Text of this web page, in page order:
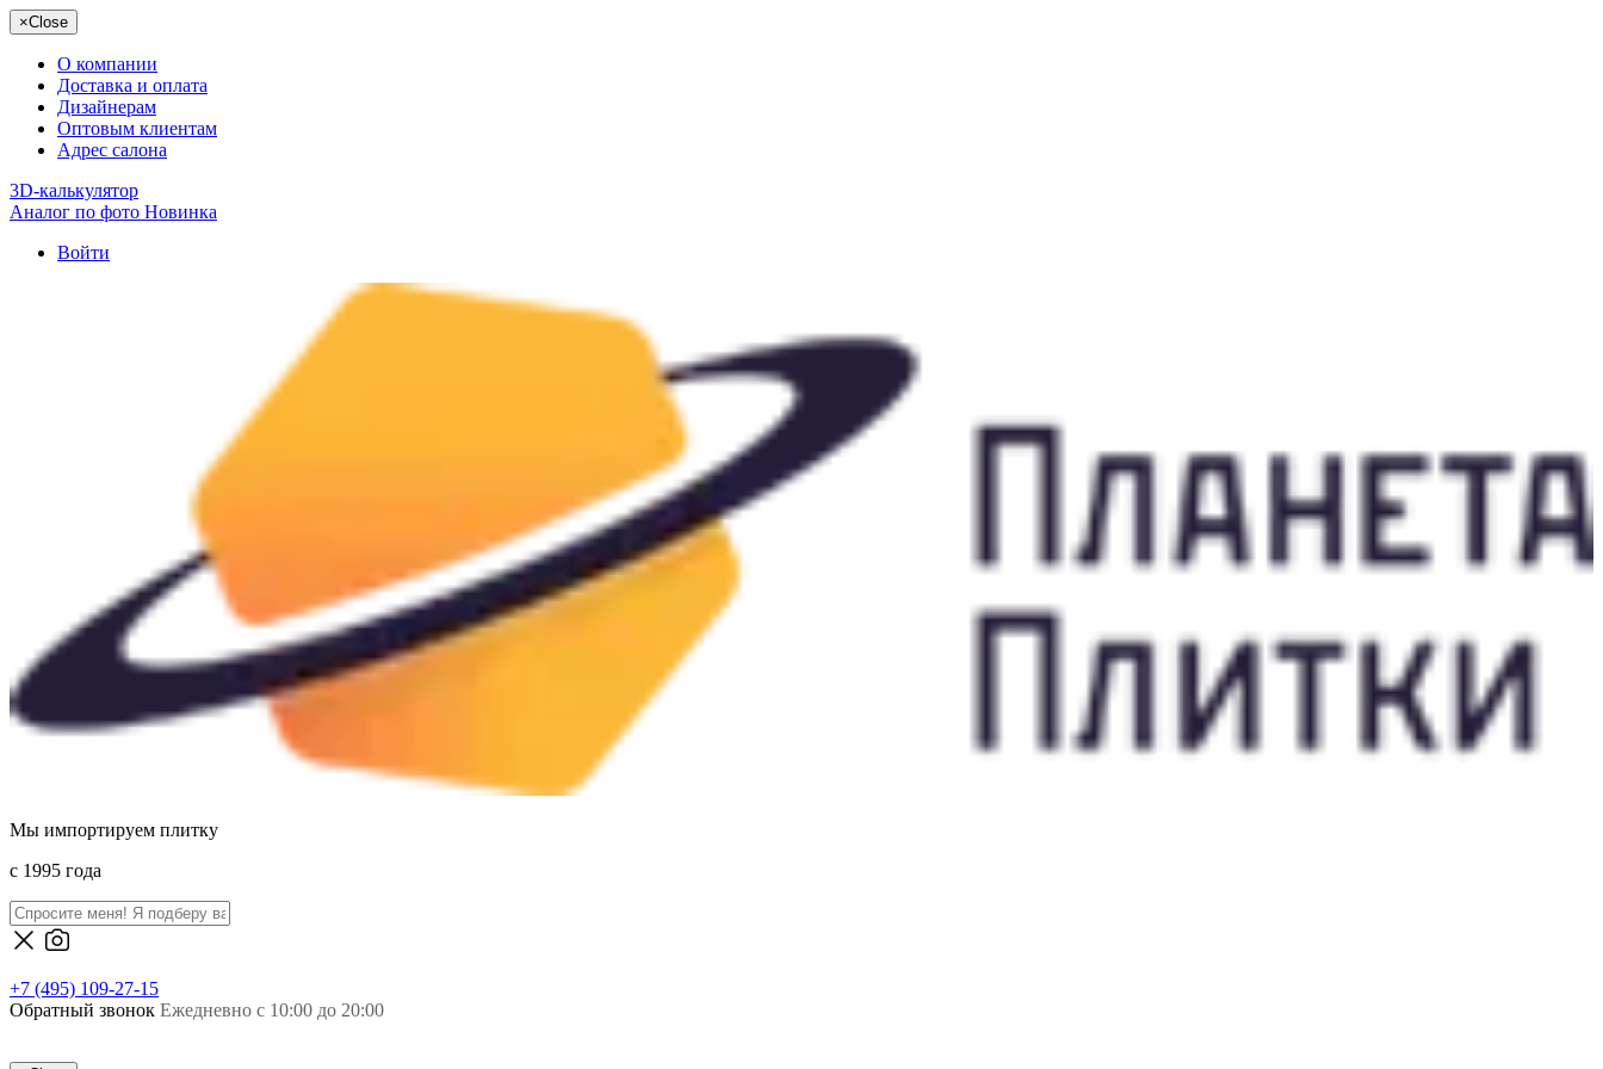
×Close
О компании
Доставка и оплата
Дизайнерам
Оптовым клиентам
Адрес салона
3D-калькулятор
Аналог по фото Новинка
Войти
Мы импортируем плитку
c 1995 года
+7 (495) 109-27-15
Обратный звонок Ежедневно с 10:00 до 20:00